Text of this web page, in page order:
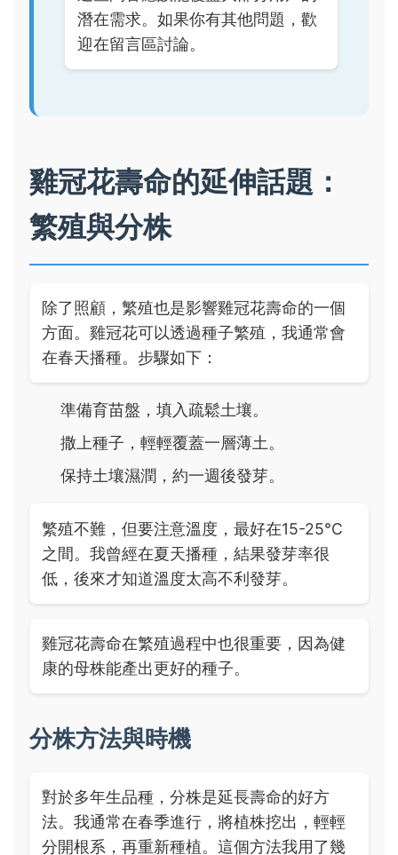
潛在需求。如果你有其他問題，歡
迎在留言區討論。
雞冠花壽命的延伸話題：
繁殖與分株
除了照顧，繁殖也是影響雞冠花壽命的一個
方面。雞冠花可以透過種子繁殖，我通常會
在春天播種。步驟如下：
準備育苗盤，填入疏鬆土壤。
撒上種子，輕輕覆蓋一層薄土。
保持土壤濕潤，約一週後發芽。
繁殖不難，但要注意溫度，最好在15-25°C
之間。我曾經在夏天播種，結果發芽率很
低，後來才知道溫度太高不利發芽。
雞冠花壽命在繁殖過程中也很重要，因為健
康的母株能產出更好的種子。
分株方法與時機
對於多年生品種，分株是延長壽命的好方
法。我通常在春季進行，將植株挖出，輕輕
分開根系，再重新種植。這個方法我用了幾